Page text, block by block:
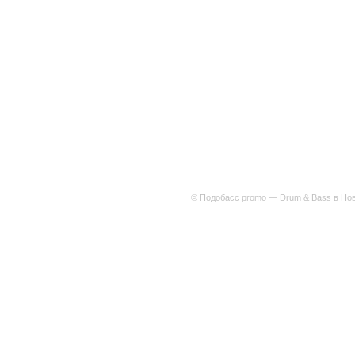
© Подобасс promo — Drum & Bass в